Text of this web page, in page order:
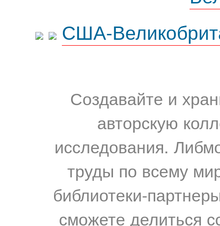
США-
Создавайте и
авторскую
исследования.
труды по всему
библиотеки-
сможете делиться